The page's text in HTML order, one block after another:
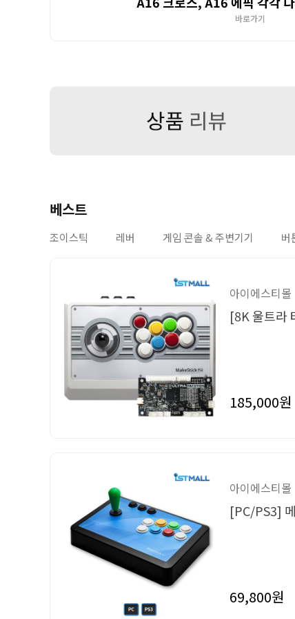
바로가기
베스트
조이스틱 레버 게임 콘솔 & 주변기기 버
아이에스티몰
[8K 울트라
185,000원
아이에스티몰
[PC/PS3]
69,800원